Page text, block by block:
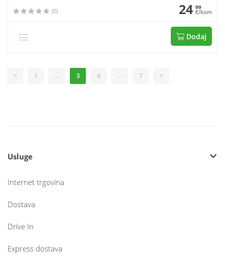
(0) 24 99
€/kom
Dodaj
< 1 ... 3 4 ... 7 >
Usluge
Internet trgovina
Dostava
Drive In
Express dostava